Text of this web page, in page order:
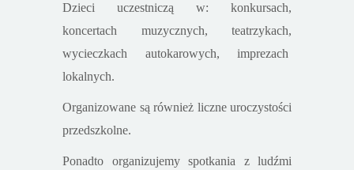
Dzieci uczestniczą w: konkursach,
koncertach muzycznych, teatrzykach,
wycieczkach autokarowych,
imprezach
lokalnych.
Organizowane są również liczne uroczystości
przedszkolne.
Ponadto organizujemy spotkania z ludźmi